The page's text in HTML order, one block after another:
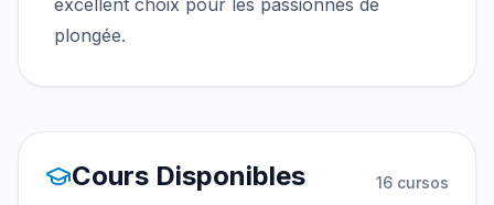
excellent choix pour les passionnés de
plongée.
Cours Disponibles 16 cursos